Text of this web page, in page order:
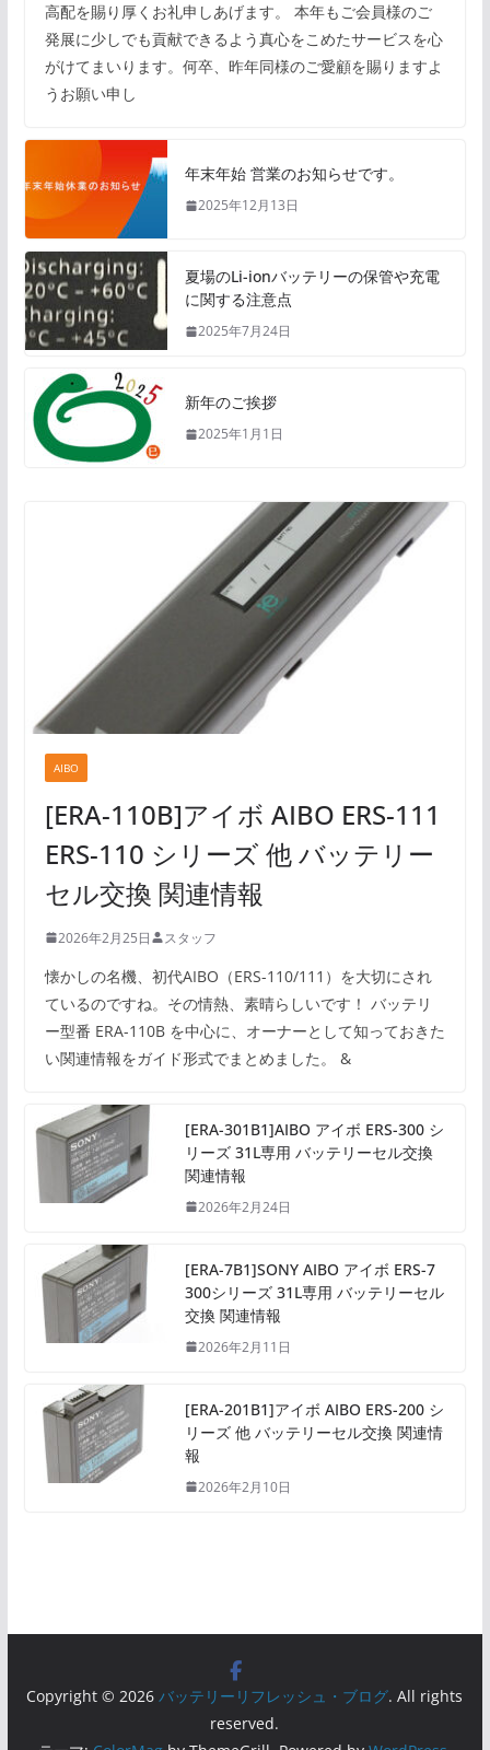
高配を賜り厚くお礼申しあげます。 本年もご会員様のご
発展に少しでも貢献できるよう真心をこめたサービスを心
がけてまいります。何卒、昨年同様のご愛顧を賜りますよ
うお願い申し
年末年始 営業のお知らせです。
2025年12月13日
夏場のLi-ionバッテリーの保管や充電
に関する注意点
2025年7月24日
新年のご挨拶
2025年1月1日
AIBO
[ERA-110B]アイボ AIBO ERS-111
ERS-110 シリーズ 他 バッテリー
セル交換 関連情報
2026年2月25日 スタッフ
懐かしの名機、初代AIBO（ERS-110/111）を大切にされ
ているのですね。その情熱、素晴らしいです！ バッテリ
ー型番 ERA-110B を中心に、オーナーとして知っておきた
い関連情報をガイド形式でまとめました。 &
[ERA-301B1]AIBO アイボ ERS-300 シ
リーズ 31L専用 バッテリーセル交換
関連情報
2026年2月24日
[ERA-7B1]SONY AIBO アイボ ERS-7
300シリーズ 31L専用 バッテリーセル
交換 関連情報
2026年2月11日
[ERA-201B1]アイボ AIBO ERS-200 シ
リーズ 他 バッテリーセル交換 関連情
報
2026年2月10日
Copyright © 2026バッテリーリフレッシュ・ブログ. All rights
reserved.